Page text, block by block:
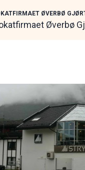
ØVERBØ
Øverbø